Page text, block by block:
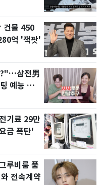
건물 450
억 '잭팟'
?"…삼전男
예능 화
기료 29만
금 폭탄'
루비룸 품
전속계약